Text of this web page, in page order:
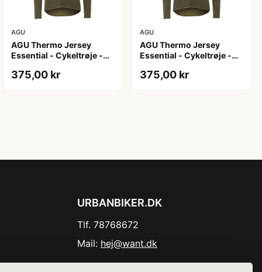
AGU
AGU Thermo Jersey
Essential - Cykeltrøje -
XL
375,00 kr
AGU
AGU Thermo Jersey
Essential - Cykeltrøje -
XXL
375,00 kr
URBANBIKER.DK
Tlf. 78768672
Mail: hej@want.dk